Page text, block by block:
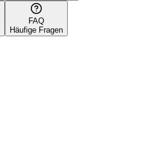
FAQ
Häufige Fragen